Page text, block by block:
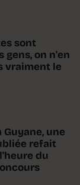
sont
gens, on n'en
vraiment le
Guyane, une
refait
du